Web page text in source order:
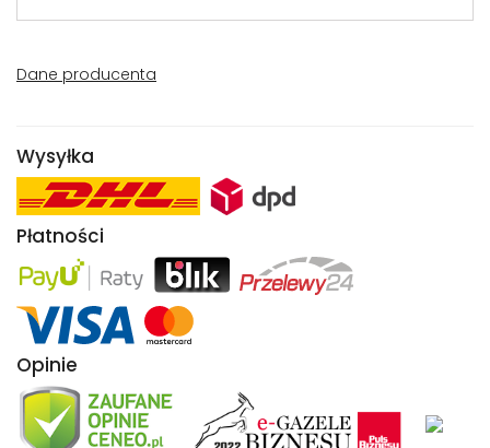
Dane producenta
Wysyłka
Płatności
Opinie